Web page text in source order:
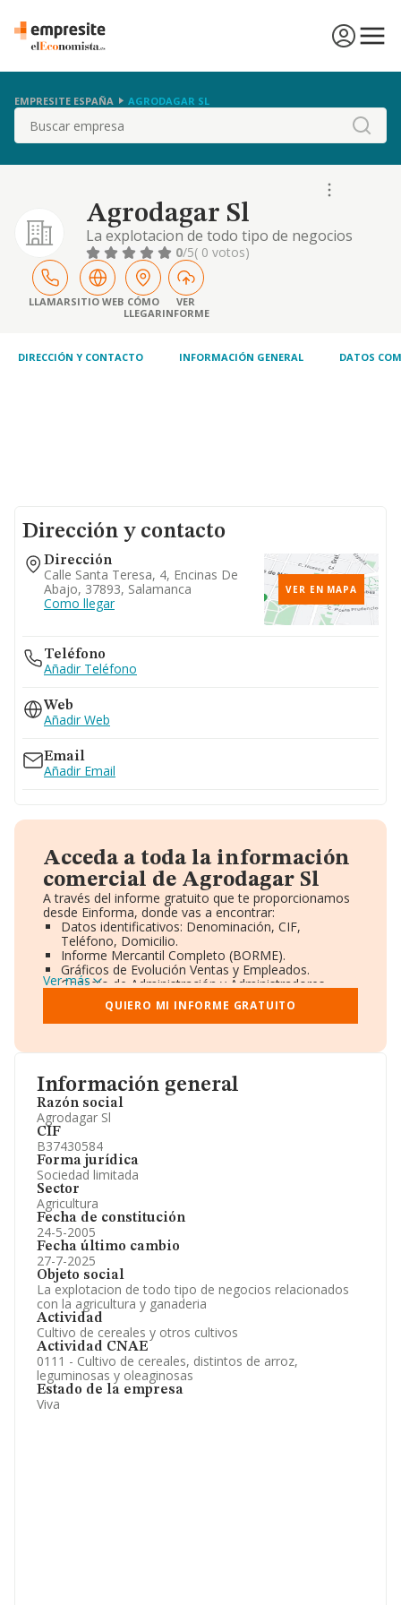
EMPRESITE ESPAÑA AGRODAGAR SL
Buscar
Agrodagar Sl
La explotacion de todo tipo de negocios
relacionados con la agricultura y ganaderia
0/5( 0 votos)
LLAMARSITIO WEB CÓMO
LLEGAR
VER
INFORME
DIRECCIÓN Y CONTACTO INFORMACIÓN GENERAL DATOS
Información general
Razón social
Agrodagar Sl
CIF
B37430584
Forma jurídica
Sociedad limitada
Sector
Agricultura
Fecha de constitución
24-5-2005
Fecha último cambio
27-7-2025
Objeto social
La explotacion de todo tipo de negocios relacionados
con la agricultura y ganaderia
Actividad
Cultivo de cereales y otros cultivos
Actividad CNAE
0111 - Cultivo de cereales, distintos de arroz,
leguminosas y oleaginosas
Estado de la empresa
Viva
Dirección y contacto
Dirección
Calle Santa Teresa, 4, Encinas De
Abajo, 37893, Salamanca
Como llegar
VER EN MAPA
Teléfono
Añadir Teléfono
Web
Añadir Web
Email
Añadir Email
Acceda a toda la información
comercial de Agrodagar Sl
A través del informe gratuito que te proporcionamos
desde Einforma, donde vas a encontrar:
Datos identificativos: Denominación, CIF,
Teléfono, Domicilio.
Informe Mercantil Completo (BORME).
Gráficos de Evolución Ventas y Empleados.
Consejo de Administración y Administradores.
Directivos y Ejecutivos.
Accionistas.
Participaciones y Vinculaciones en otras empresas.
Información oficial y registral complementaria.
Ver más
QUIERO MI INFORME GRATUITO